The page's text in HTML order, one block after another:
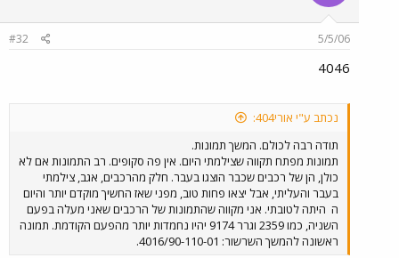
5/5/06
#32
4046
נכתב ע"י אורי404:
תודה רבה לכולם. המשך תמונות.
תמונות מפתח תקווה שצילמתי היום. אין פה סקופים. רב התמונות אם לא
כולן, הן של רכבים שכבר הוצגו בעבר. חלק מהרכבים, אגב, צילמתי
בעבר והעליתי, אבל יצאו פחות טוב, מפני שאז החשיך מוקדם יותר והיום
ה היתה לטובתי. אני מקווה שהתמונות של הרכבים שאני מעלה בפעם
השניה, כמו 2359 וגרר 9174 יהיו נחמדות יותר מהפעם הקודמת. תמונה
ראשונה להמשך השרשור: 4016/90-110-01.